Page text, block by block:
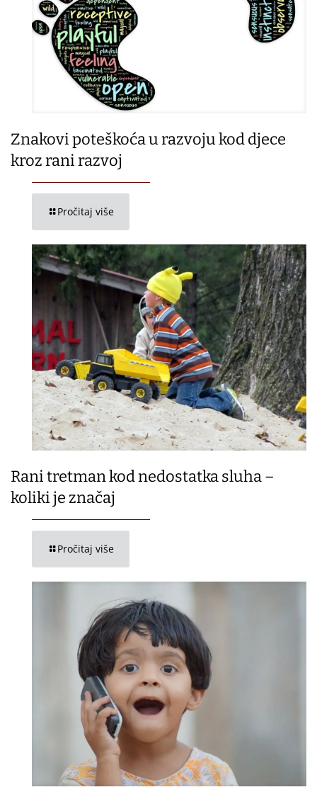
Znakovi poteškoća u razvoju kod djece
kroz rani razvoj
Pročitaj više
Rani tretman kod nedostatka sluha –
koliki je značaj
Pročitaj više